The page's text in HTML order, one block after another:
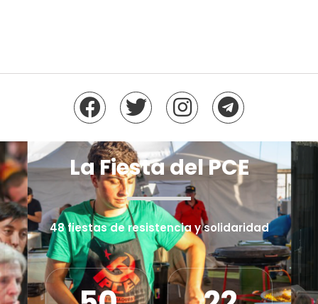
La Fiesta del PCE
48 fiestas de resistencia y solidaridad